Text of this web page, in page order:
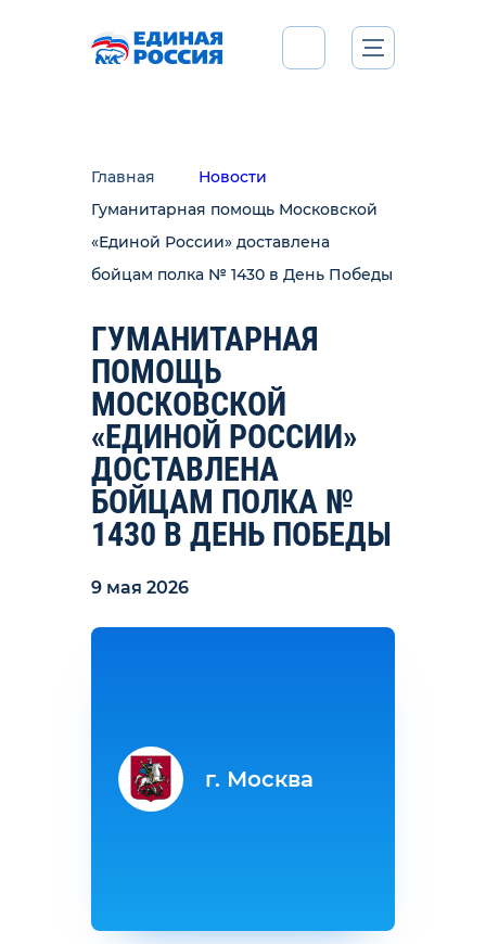
Главная
Новости
Гуманитарная помощь Московской
«Единой России» доставлена
бойцам полка № 1430 в День Победы
ГУМАНИТАРНАЯ
ПОМОЩЬ
МОСКОВСКОЙ
«ЕДИНОЙ РОССИИ»
ДОСТАВЛЕНА
БОЙЦАМ ПОЛКА №
1430 В ДЕНЬ ПОБЕДЫ
9 мая 2026
г. Москва